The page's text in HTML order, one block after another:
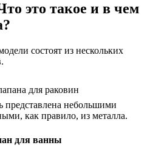
это такое и в чем
состоят из нескольких
для раковин
представлена небольшими
как правило, из металла.
для ванны